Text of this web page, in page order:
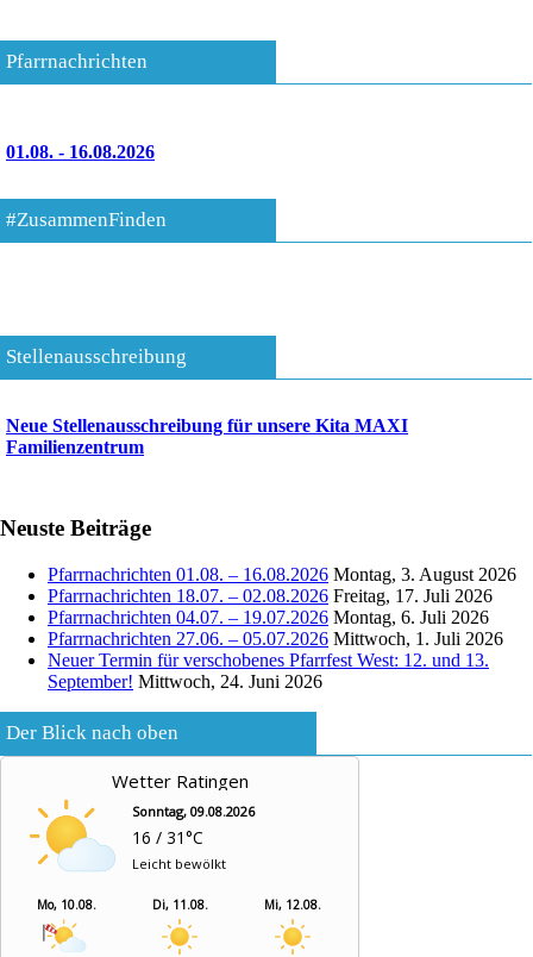
Pfarrnachrichten
01.08. - 16.08.2026
#ZusammenFinden
Stellenausschreibung
Neue Stellenausschreibung für unsere Kita MAXI
Familienzentrum
Neuste Beiträge
Pfarrnachrichten 01.08. – 16.08.2026 Montag, 3. August 2026
Pfarrnachrichten 18.07. – 02.08.2026 Freitag, 17. Juli 2026
Pfarrnachrichten 04.07. – 19.07.2026 Montag, 6. Juli 2026
Pfarrnachrichten 27.06. – 05.07.2026 Mittwoch, 1. Juli 2026
Neuer Termin für verschobenes Pfarrfest West: 12. und 13.
September! Mittwoch, 24. Juni 2026
Der Blick nach oben
Wetter Ratingen
Sonntag, 09.08.2026
16 / 31°C
Leicht bewölkt
Mo, 10.08. Di, 11.08. Mi, 12.08.